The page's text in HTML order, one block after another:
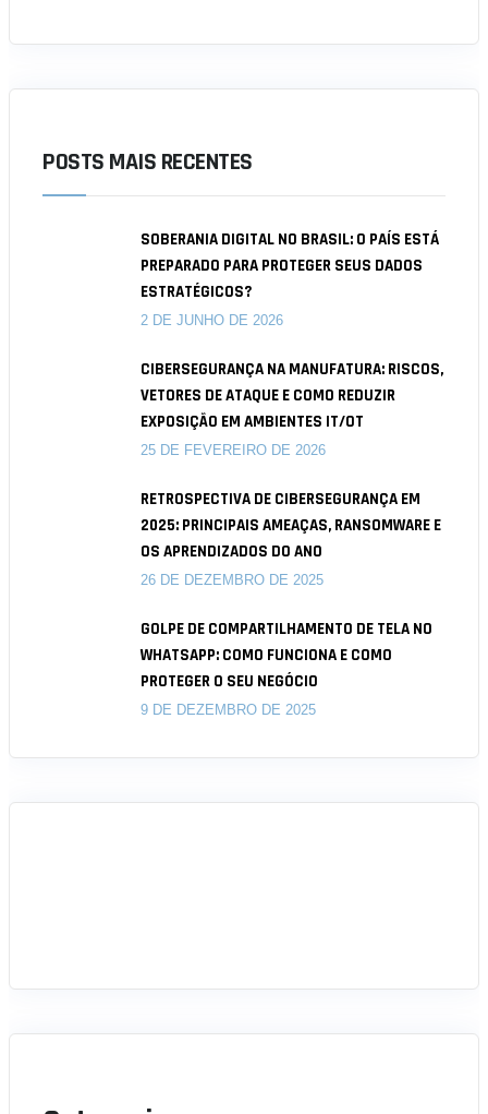
POSTS MAIS RECENTES
SOBERANIA DIGITAL NO BRASIL: O PAÍS ESTÁ
PREPARADO PARA PROTEGER SEUS DADOS
ESTRATÉGICOS?
2 DE JUNHO DE 2026
CIBERSEGURANÇA NA MANUFATURA: RISCOS,
VETORES DE ATAQUE E COMO REDUZIR
EXPOSIÇÃO EM AMBIENTES IT/OT
25 DE FEVEREIRO DE 2026
RETROSPECTIVA DE CIBERSEGURANÇA EM
2025: PRINCIPAIS AMEAÇAS, RANSOMWARE E
OS APRENDIZADOS DO ANO
26 DE DEZEMBRO DE 2025
GOLPE DE COMPARTILHAMENTO DE TELA NO
WHATSAPP: COMO FUNCIONA E COMO
PROTEGER O SEU NEGÓCIO
9 DE DEZEMBRO DE 2025